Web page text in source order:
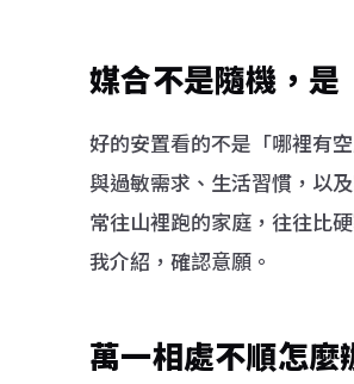
媒合不是隨機，是
好的安置看的不是「哪裡有
與過敏需求、生活習慣，以
常往山裡跑的家庭，往往比
我介紹，確認意願。
萬一相處不順怎麼